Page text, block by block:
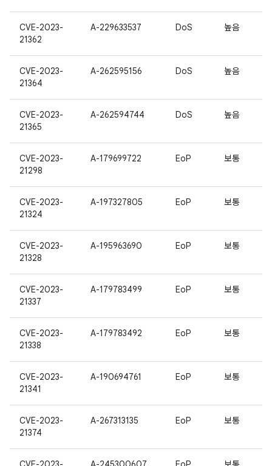
CVE-2023-
21362
A-229633537 DoS 높음
CVE-2023-
21364
A-262595156 DoS 높음
CVE-2023-
21365
A-262594744 DoS 높음
CVE-2023-
21298
A-179699722 EoP 보통
CVE-2023-
21324
A-197327805 EoP 보통
CVE-2023-
21328
A-195963690 EoP 보통
CVE-2023-
21337
A-179783499 EoP 보통
CVE-2023-
21338
A-179783492 EoP 보통
CVE-2023-
21341
A-190694761 EoP 보통
CVE-2023-
21374
A-267313135 EoP 보통